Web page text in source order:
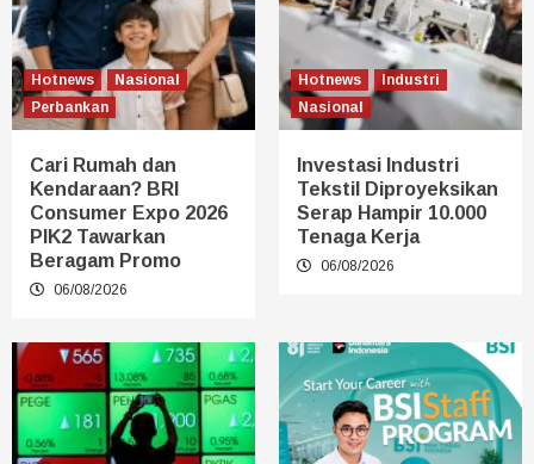
Hotnews
Nasional
Perbankan
Cari Rumah dan
Kendaraan? BRI
Consumer Expo 2026
PIK2 Tawarkan
Beragam Promo
06/08/2026
Hotnews
Industri
Nasional
Investasi Industri
Tekstil Diproyeksikan
Serap Hampir 10.000
Tenaga Kerja
06/08/2026